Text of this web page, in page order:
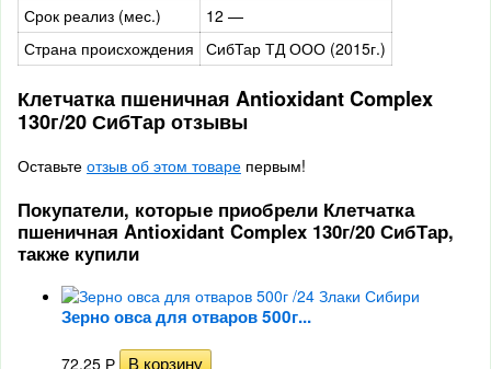
Срок реализ (мес.)
12 —
Страна происхождения СибТар ТД ООО (2015г.)
Клетчатка пшеничная Antioxidant Complex
130г/20 СибТар отзывы
Оставьте отзыв об этом товаре первым!
Покупатели, которые приобрели Клетчатка
пшеничная Antioxidant Complex 130г/20 СибТар,
также купили
Зерно овса для отваров 500г...
72,25 Р